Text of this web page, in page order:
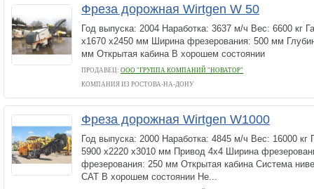
Фреза дорожная Wirtgen W 50
Год выпуска: 2004 Наработка: 3637 м/ч Вес: 6600 кг
х1670 х2450 мм Ширина фрезерования: 500 мм
мм Открытая кабина В хорошем состоянии
ПРОДАВЕЦ: ООО "ГРУППА КОМПАНИЙ "НОВАТОР"
КОМПАНИЯ ИЗ РОСТОВА-НА-ДОНУ
Фреза дорожная Wirtgen W1000
Год выпуска: 2000 Наработка: 4845 м/ч Вес: 16000 кг
5900 х2220 х3010 мм Привод 4х4 Ширина
фрезерования: 250 мм Открытая кабина Система
CAT В хорошем состоянии Не...